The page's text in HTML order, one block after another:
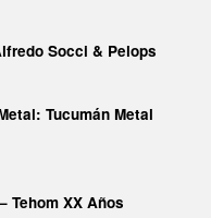
Socci & Pelops
Tucumán Metal
Tehom XX Años